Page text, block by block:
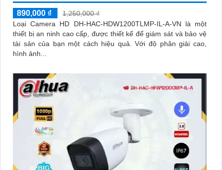
890,000 ₫
1,250,000 ₫
Loại Camera HD DH-HAC-HDW1200TLMP-IL-A-VN là một
thiết bị an ninh cao cấp, được thiết kế để giám sát và bảo vệ
tài sản của bạn một cách hiệu quả. Với độ phân giải cao,
hình ảnh...